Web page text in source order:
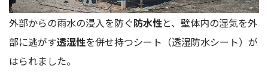
外部からの雨水の浸入を防ぐ防水性と、壁体内の湿気を外
部に逃がす透湿性を併せ持つシート（透湿防水シート）が
はられました。